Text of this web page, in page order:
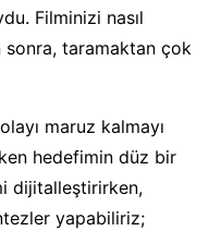
Filminizi nasıl
taramaktan çok
maruz kalmayı
hedefimin düz bir
dijitalleştirirken,
yapabiliriz;